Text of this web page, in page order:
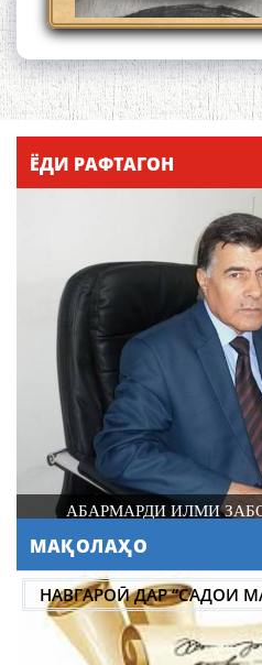
Қадамҷо - Лоҳутӣ
4-уми декабр- зодрӯзи
шоири абадзинда
Лоҳутӣ
АБУЛҚОСИМ
ABULQOSIM
ЁДИ РАФТАГОН
АБАРМАРДИ ИЛМИ
МАҚОЛАҲО
НАВГАРОӢ ДАР “САДОИ